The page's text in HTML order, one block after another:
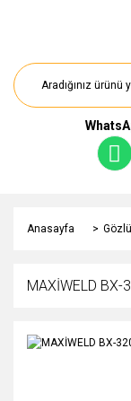
Anasayfa
MAXİWELD